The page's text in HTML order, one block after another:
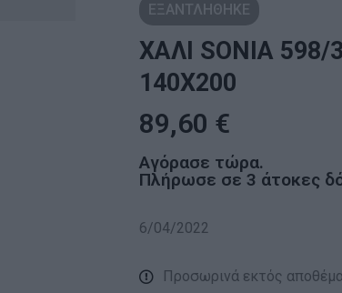
ΕΞΑΝΤΛΗΘΗΚΕ
ΧΑΛΙ SONIA 598/
140X200
89,60 €
Αγόρασε τώρα.
Πλήρωσε σε 3 άτοκες
6/04/2022
Προσωρινά εκτός